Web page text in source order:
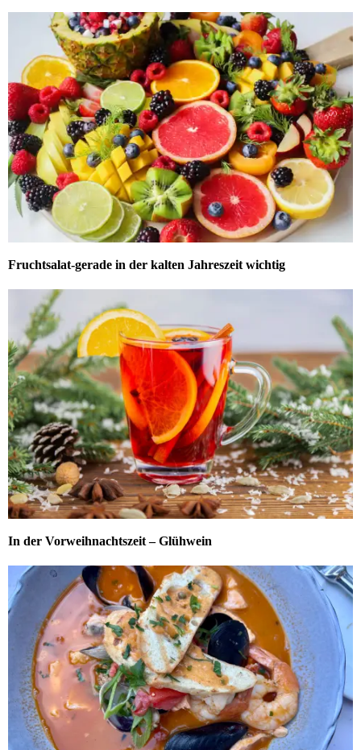
Fruchtsalat-gerade in der kalten Jahreszeit wichtig
In der Vorweihnachtszeit – Glühwein